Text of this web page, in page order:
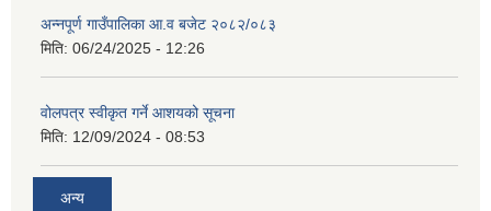
अन्नपूर्ण गाउँपालिका आ.व बजेट २०८२/०८३
मिति: 06/24/2025 - 12:26
वोलपत्र स्वीकृत गर्ने आशयको सूचना
मिति: 12/09/2024 - 08:53
अन्य